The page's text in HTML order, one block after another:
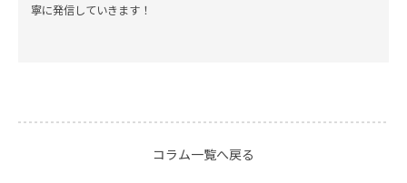
寧に発信していきます！
コラム一覧へ戻る